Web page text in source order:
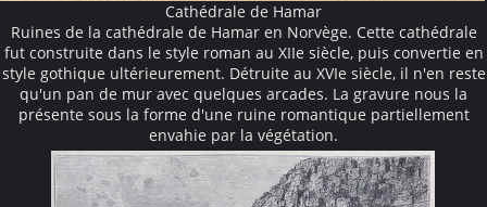
Cathédrale de Hamar
Ruines de la cathédrale de Hamar en Norvège. Cette cathédrale
fut construite dans le style roman au XIIe siècle, puis convertie en
style gothique ultérieurement. Détruite au XVIe siècle, il n'en reste
qu'un pan de mur avec quelques arcades. La gravure nous la
présente sous la forme d'une ruine romantique partiellement
envahie par la végétation.